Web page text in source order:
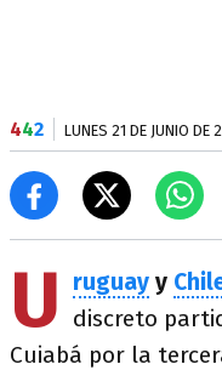
442 LUNES 21 DE JUNIO DE
U ruguay y
discreto
Cuiabá por la